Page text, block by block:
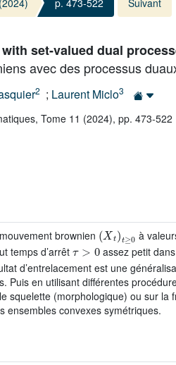
set-valued dual
avec des processus
2 ; Laurent Miclo3
Tome 11 (2024), pp. 473-522
brownien (Xt)t≥0 à
temps d’arrêtτ>0 assez petit
d’entrelacement est une
Puis en utilisant différentes
squelette (morphologique) ou sur
ensembles convexes symétriques.